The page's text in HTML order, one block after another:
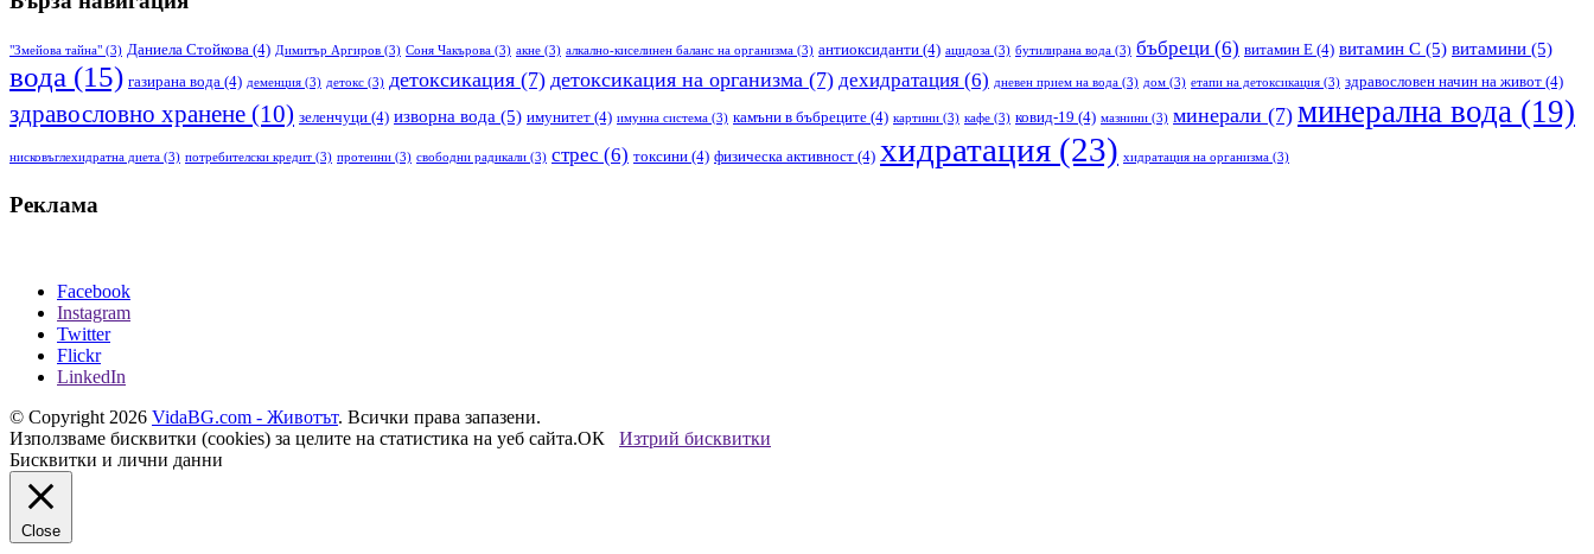
"Змейова тайна" (3) Даниела Стойкова (4) Димитър Аргиров (3) Соня Чакърова (3) акне (3) алкално-киселинен баланс на организма (3) антиоксиданти (4) ацидоза (3) бутилирана вода (3) бъбреци (6) витамин Е (4) витамин С (5) витамини (5)
вода (15) газирана вода (4) деменция (3) детокс (3) детоксикация (7) детоксикация на организма (7) дехидратация (6) дневен прием на вода (3) дом (3) етапи на детоксикация (3) здравословен начин на живот (4)
здравословно хранене (10) зеленчуци (4) изворна вода (5) имунитет (4) имунна система (3) камъни в бъбреците (4) картини (3) кафе (3) ковид-19 (4) мазнини (3) минерали (7) минерална вода (19)
нисковъглехидратна диета (3) потребителски кредит (3) протеини (3) свободни радикали (3) стрес (6) токсини (4) физическа активност (4) хидратация (23) хидратация на организма (3)
Реклама
Facebook
Instagram
Twitter
Flickr
LinkedIn
© Copyright 2026 VidaBG.com - Животът. Всички права запазени.
Използваме бисквитки (cookies) за целите на статистика на уеб сайта.ОК
Изтрий бисквитки
Бисквитки и лични данни
Close